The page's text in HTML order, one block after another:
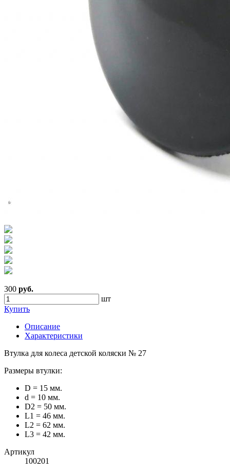
300 руб.
шт
Купить
Описание
Характеристики
Втулка для колеса детской коляски № 27
Размеры втулки:
D = 15 мм.
d = 10 мм.
D2 = 50 мм.
L1 = 46 мм.
L2 = 62 мм.
L3 = 42 мм.
Артикул
100201